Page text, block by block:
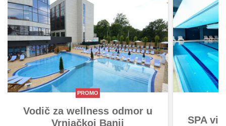
PROMO
Vodič za wellness odmor u
Vrnjačkoj Banji
SPA